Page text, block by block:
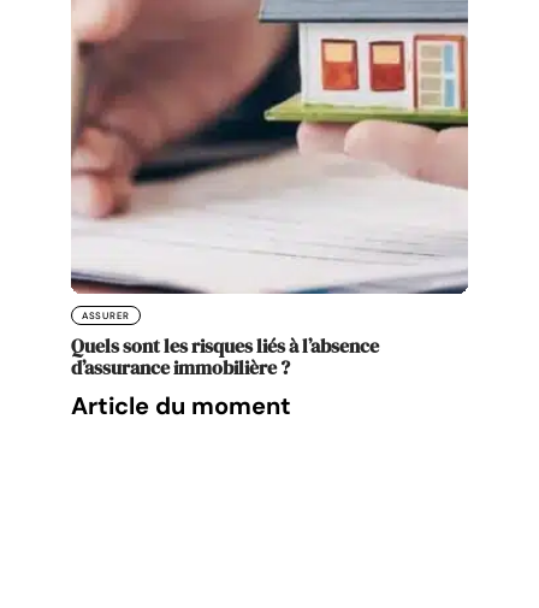
ASSURER
Quels sont les risques liés à l’absence
d’assurance immobilière ?
Article du moment